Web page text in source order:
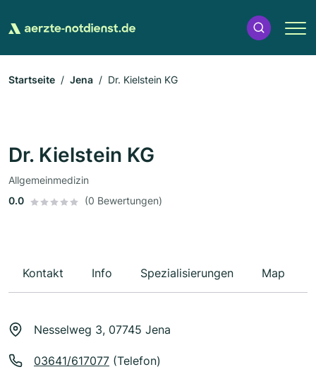
Startseite Jena Dr. Kielstein KG
Dr. Kielstein KG
Allgemeinmedizin
0.0
(0 Bewertungen)
Kontakt Info Spezialisierungen Map
Nesselweg 3, 07745 Jena
03641/617077 (Telefon)